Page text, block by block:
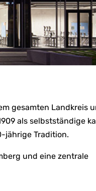
gesamten Landkreis
als selbstständige
jährige Tradition.
und eine zentrale